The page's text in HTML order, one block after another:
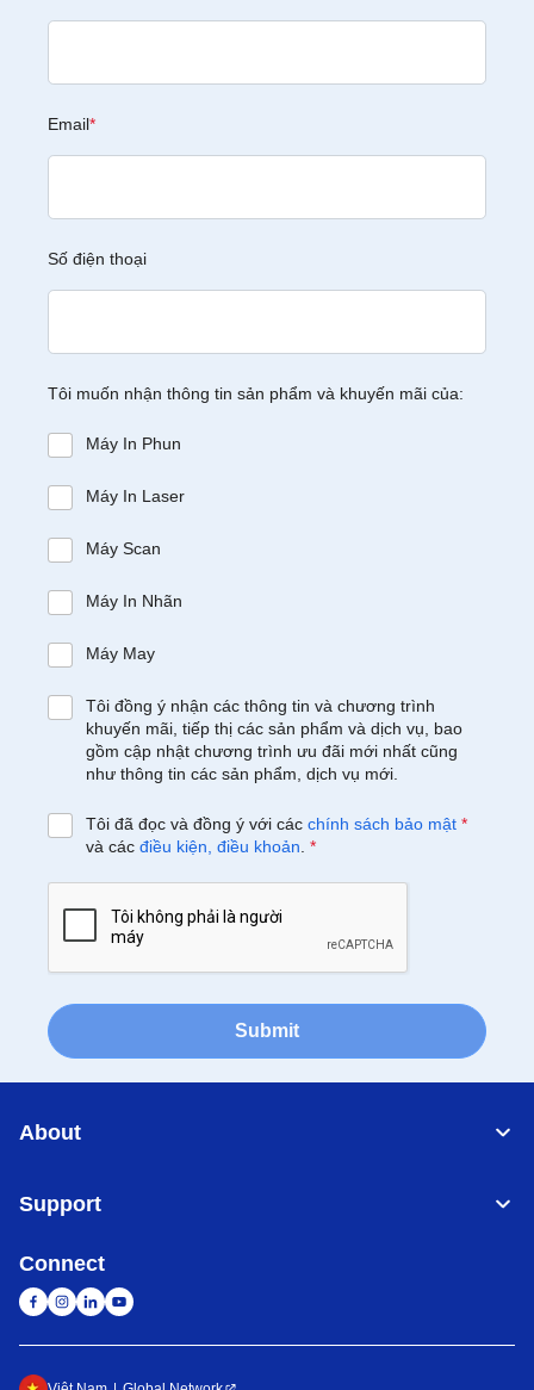
Email*
Số điện thoại
Tôi muốn nhận thông tin sản phẩm và khuyến mãi của:
Máy In Phun
Máy In Laser
Máy Scan
Máy In Nhãn
Máy May
Tôi đồng ý nhận các thông tin và chương trình
khuyến mãi, tiếp thị các sản phẩm và dịch vụ, bao
gồm cập nhật chương trình ưu đãi mới nhất cũng
như thông tin các sản phẩm, dịch vụ mới.
Tôi đã đọc và đồng ý với các chính sách bảo mật *
và các điều kiện, điều khoản *
Submit
About
Support
Connect